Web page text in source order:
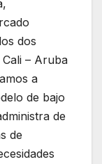
dos
– Aruba
a
de bajo
de
de